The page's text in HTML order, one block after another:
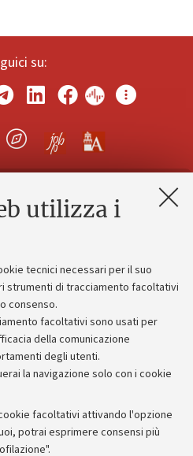
utilizza i
tecnici necessari per il suo
strumenti di tracciamento facoltativi
consenso.
facoltativi sono usati per
della comunicazione
degli utenti.
la navigazione solo con i cookie
facoltativi attivando l'opzione
potrai esprimere consensi più
su:
e PEC
community
strategico
e 5x1000
e concorsi
online